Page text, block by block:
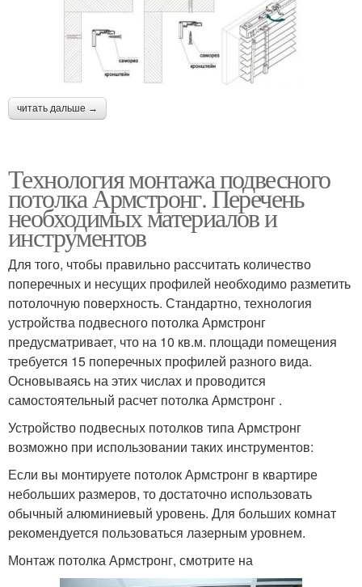
читать дальше →
Технология монтажа подвесного
потолка Армстронг. Перечень
необходимых материалов и
инструментов
Для того, чтобы правильно рассчитать количество
поперечных и несущих профилей необходимо разметить
потолочную поверхность. Стандартно, технология
устройства подвесного потолка Армстронг
предусматривает, что на 10 кв.м. площади помещения
требуется 15 поперечных профилей разного вида.
Основываясь на этих числах и проводится
самостоятельный расчет потолка Армстронг .
Устройство подвесных потолков типа Армстронг
возможно при использовании таких инструментов:
Если вы монтируете потолок Армстронг в квартире
небольших размеров, то достаточно использовать
обычный алюминиевый уровень. Для больших комнат
рекомендуется пользоваться лазерным уровнем.
Монтаж потолка Армстронг, смотрите на